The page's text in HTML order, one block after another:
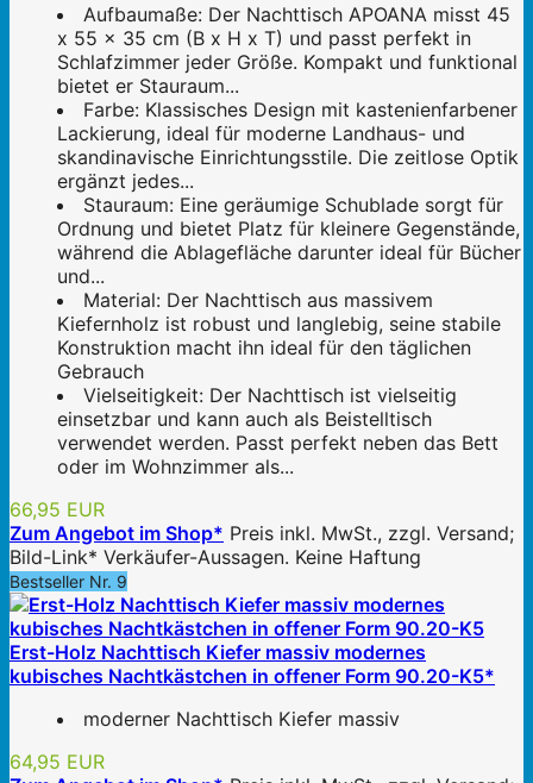
Aufbaumaße: Der Nachttisch APOANA misst 45
x 55 x 35 cm (B x H x T) und passt perfekt in
Schlafzimmer jeder Größe. Kompakt und funktional
bietet er Stauraum...
Farbe: Klassisches Design mit kastenienfarbener
Lackierung, ideal für moderne Landhaus- und
skandinavische Einrichtungsstile. Die zeitlose Optik
ergänzt jedes...
Stauraum: Eine geräumige Schublade sorgt für
Ordnung und bietet Platz für kleinere Gegenstände,
während die Ablagefläche darunter ideal für Bücher
und...
Material: Der Nachttisch aus massivem
Kiefernholz ist robust und langlebig, seine stabile
Konstruktion macht ihn ideal für den täglichen
Gebrauch
Vielseitigkeit: Der Nachttisch ist vielseitig
einsetzbar und kann auch als Beistelltisch
verwendet werden. Passt perfekt neben das Bett
oder im Wohnzimmer als...
66,95 EUR
Zum Angebot im Shop* Preis inkl. MwSt., zzgl. Versand;
Bild-Link* Verkäufer-Aussagen. Keine Haftung
Bestseller Nr. 9
Erst-Holz Nachttisch Kiefer massiv modernes
kubisches Nachtkästchen in offener Form 90.20-K5*
moderner Nachttisch Kiefer massiv
64,95 EUR